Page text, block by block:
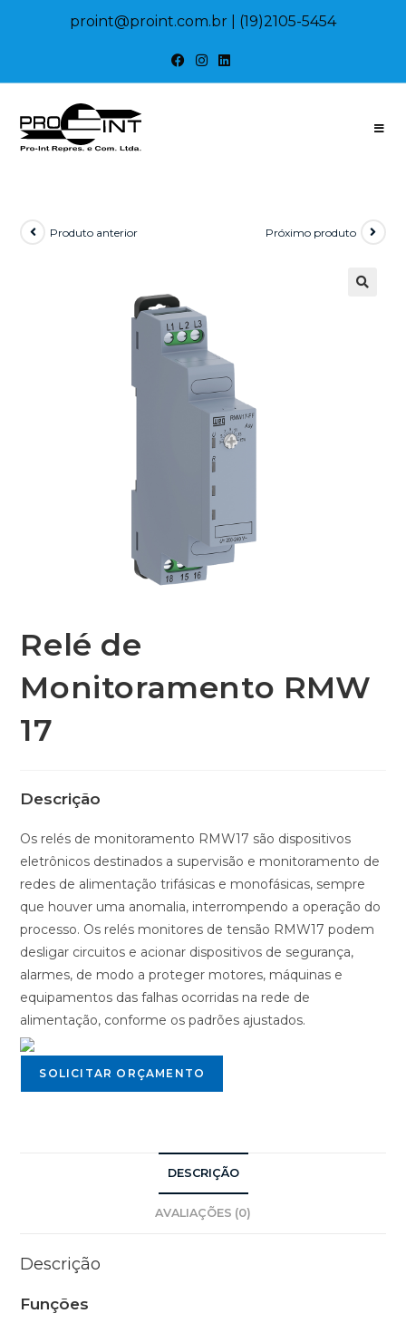
proint@proint.com.br | (19)2105-5454
Produto anterior Próximo produto
Relé de
Monitoramento RMW
17
Descrição
Os relés de monitoramento RMW17 são dispositivos
eletrônicos destinados a supervisão e monitoramento de
redes de alimentação trifásicas e monofásicas, sempre
que houver uma anomalia, interrompendo a operação do
processo. Os relés monitores de tensão RMW17 podem
desligar circuitos e acionar dispositivos de segurança,
alarmes, de modo a proteger motores, máquinas e
equipamentos das falhas ocorridas na rede de
alimentação, conforme os padrões ajustados.
SOLICITAR ORÇAMENTO
DESCRIÇÃO
AVALIAÇÕES (0)
Descrição
Funções